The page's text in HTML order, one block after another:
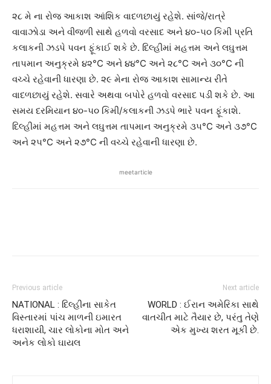
૨૮ મે ના રોજ આકાશ આંશિક વાદળછાયું રહેશે. સાંજે/રાત્રે
વાવાઝોડા અને વીજળી સાથે હળવો વરસાદ અને ૪૦-૫૦ કિમી પ્રતિ
કલાકની ઝડપે પવન ફૂંકાઈ શકે છે. દિલ્હીમાં મહત્તમ અને લઘુત્તમ
તાપમાન અનુક્રમે ૪૨°C અને ૪૪°C અને ૨૮°C અને ૩૦°C ની
વચ્ચે રહેવાની ધારણા છે. ૨૯ મેના રોજ આકાશ સામાન્ય રીતે
વાદળછાયું રહેશે. સવારે અથવા બપોરે હળવો વરસાદ પડી શકે છે. આ
સમય દરમિયાન ૪૦-૫૦ કિમી/કલાકની ઝડપે ભારે પવન ફૂંકાશે.
દિલ્હીમાં મહત્તમ અને લઘુત્તમ તાપમાન અનુક્રમે ૩૫°C અને ૩૭°C
અને ૨૫°C અને ૨૭°C ની વચ્ચે રહેવાની ધારણા છે.
meetarticle
Previous article
NATIONAL : દિલ્હીના સાકેત
વિસ્તારમાં પાંચ માળની ઇમારત
ધરાશાયી, ચાર લોકોના મોત અને
અનેક લોકો ઘાયલ
Next article
WORLD : ઈરાન અમેરિકા સાથે
વાતચીત માટે તૈયાર છે, પરંતુ તેણે
એક મુખ્ય શરત મૂકી છે.